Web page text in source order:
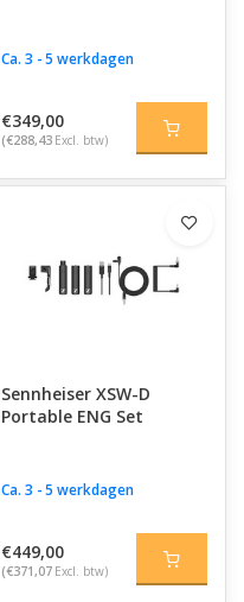
Ca. 3 - 5 werkdagen
€349,00
(€288,43 Excl. btw)
Sennheiser XSW-D
Portable ENG Set
Ca. 3 - 5 werkdagen
€449,00
(€371,07 Excl. btw)